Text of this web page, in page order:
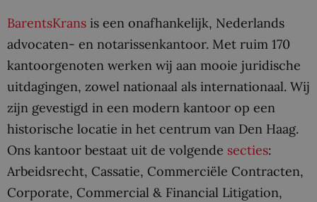
BarentsKrans is een onafhankelijk, Nederlands
advocaten- en notarissenkantoor. Met ruim 170
kantoorgenoten werken wij aan mooie juridische
uitdagingen, zowel nationaal als internationaal. Wij
zijn gevestigd in een modern kantoor op een
historische locatie in het centrum van Den Haag.
Ons kantoor bestaat uit de volgende secties:
Arbeidsrecht, Cassatie, Commerciële Contracten,
Corporate, Commercial & Financial Litigation,